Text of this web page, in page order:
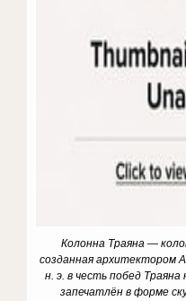
Колонна Траяна —
созданная архитектором
н. э. в честь побед
запечатлён в форме